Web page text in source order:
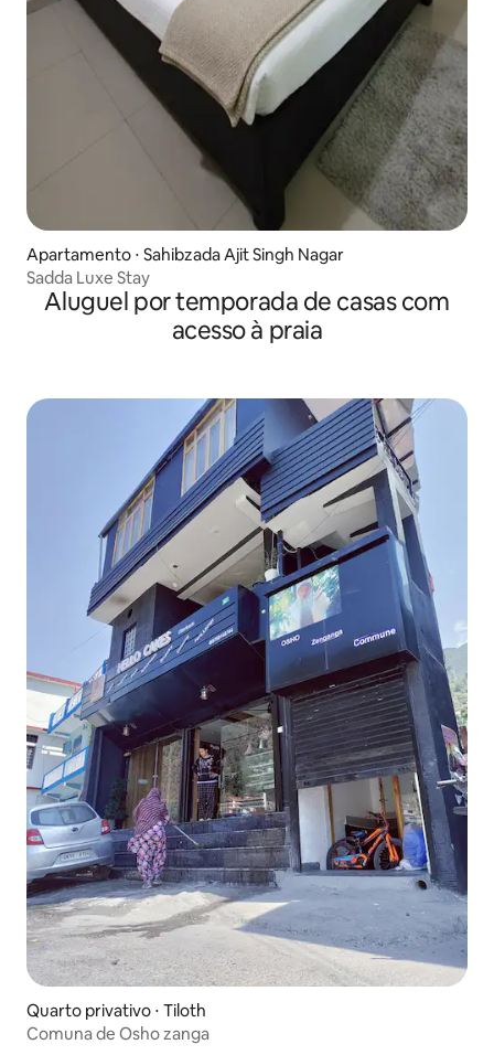
Apartamento ⋅ Sahibzada Ajit Singh Nagar
Sadda Luxe Stay
Aluguel por temporada de casas com
acesso à praia
Quarto privativo ⋅ Tiloth
Comuna de Osho zanga